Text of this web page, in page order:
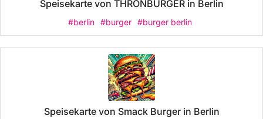
Speisekarte von THRONBURGER in Berlin
#berlin #burger #burger berlin
Speisekarte von Smack Burger in Berlin